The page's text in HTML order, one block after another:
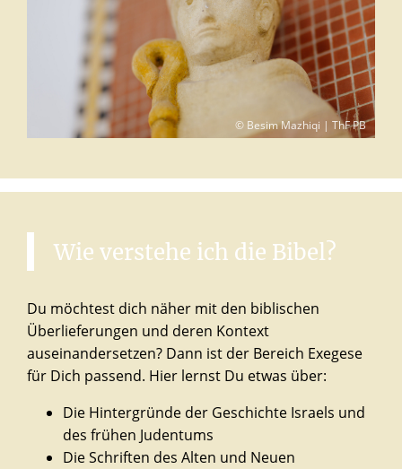
© Besim Mazhiqi | ThF PB
Wie verstehe ich die Bibel?
Du möchtest dich näher mit den biblischen
Überlieferungen und deren Kontext
auseinandersetzen? Dann ist der Bereich Exegese
für Dich passend. Hier lernst Du etwas über:
Die Hintergründe der Geschichte Israels und
des frühen Judentums
Die Schriften des Alten und Neuen